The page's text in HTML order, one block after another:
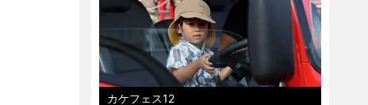
カケフェス12